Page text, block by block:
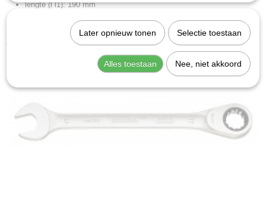
lengte (l l1): 190 mm
zwenkhoek: 7 Graad
Ook interessant
Later opnieuw tonen Selectie toestaan
Alles toestaan Nee, niet akkoord